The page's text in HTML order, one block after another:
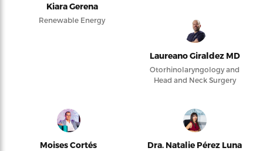
Kiara Gerena
Renewable Energy
Laureano Giraldez MD
Otorhinolaryngology and
Head and Neck Surgery
Moises Cortés Dra. Natalie Pérez Luna